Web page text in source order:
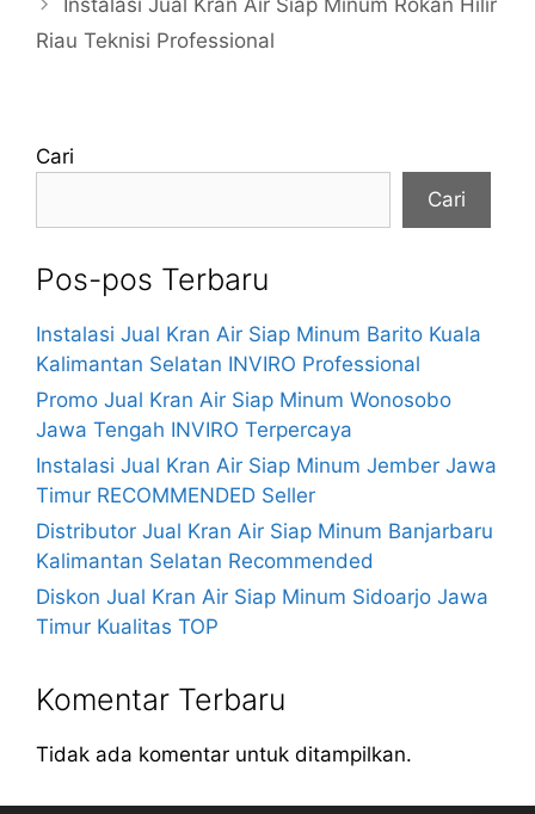
Riau Teknisi Professional
Cari
Cari
Pos-pos Terbaru
Instalasi Jual Kran Air Siap Minum Barito Kuala
Kalimantan Selatan INVIRO Professional
Promo Jual Kran Air Siap Minum Wonosobo
Jawa Tengah INVIRO Terpercaya
Instalasi Jual Kran Air Siap Minum Jember Jawa
Timur RECOMMENDED Seller
Distributor Jual Kran Air Siap Minum Banjarbaru
Kalimantan Selatan Recommended
Diskon Jual Kran Air Siap Minum Sidoarjo Jawa
Timur Kualitas TOP
Komentar Terbaru
Tidak ada komentar untuk ditampilkan.